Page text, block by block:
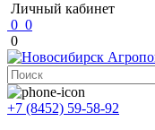
Личный кабинет
0 0
0
+7 (8452) 59-58-92